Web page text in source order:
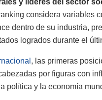
y líderes del sector
considera variables
dentro de su industria,
logrados durante el
, las primeras
por figuras con
política y la economía